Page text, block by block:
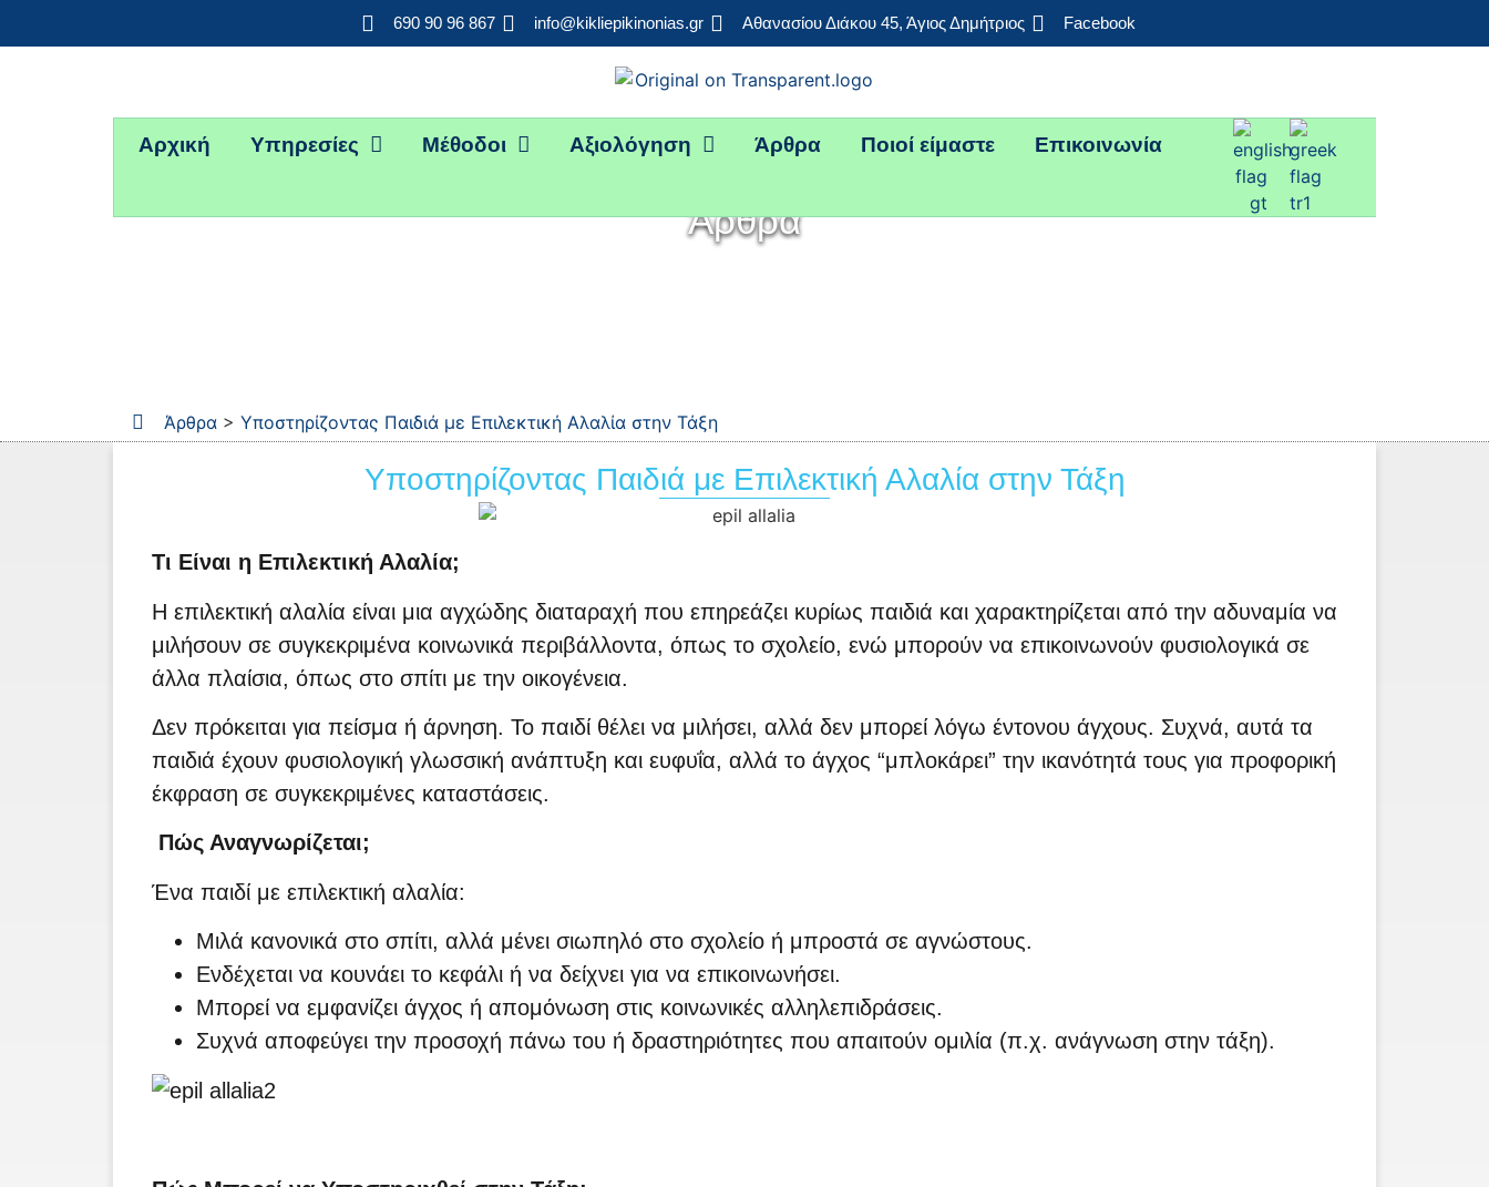
690 90 96 867 info@kikliepikinonias.gr Αθανασίου Διάκου 45, Άγιος Δημήτριος Facebook
Αρχική Υπηρεσίες Μέθοδοι Αξιολόγηση Άρθρα Ποιοί είμαστε Επικοινωνία
Άρθρα
Άρθρα> Υποστηρίζοντας Παιδιά με Επιλεκτική Αλαλία στην Τάξη
Υποστηρίζοντας Παιδιά με Επιλεκτική Αλαλία στην Τάξη
Τι Είναι η Επιλεκτική Αλαλία;
Η επιλεκτική αλαλία είναι μια αγχώδης διαταραχή που επηρεάζει κυρίως παιδιά και χαρακτηρίζεται από την αδυναμία να
μιλήσουν σε συγκεκριμένα κοινωνικά περιβάλλοντα, όπως το σχολείο, ενώ μπορούν να επικοινωνούν φυσιολογικά σε
άλλα πλαίσια, όπως στο σπίτι με την οικογένεια.
Δεν πρόκειται για πείσμα ή άρνηση. Το παιδί θέλει να μιλήσει, αλλά δεν μπορεί λόγω έντονου άγχους. Συχνά, αυτά τα
παιδιά έχουν φυσιολογική γλωσσική ανάπτυξη και ευφυΐα, αλλά το άγχος “μπλοκάρει” την ικανότητά τους για προφορική
έκφραση σε συγκεκριμένες καταστάσεις.
Πώς Αναγνωρίζεται;
Ένα παιδί με επιλεκτική αλαλία:
Μιλά κανονικά στο σπίτι, αλλά μένει σιωπηλό στο σχολείο ή μπροστά σε αγνώστους.
Ενδέχεται να κουνάει το κεφάλι ή να δείχνει για να επικοινωνήσει.
Μπορεί να εμφανίζει άγχος ή απομόνωση στις κοινωνικές αλληλεπιδράσεις.
Συχνά αποφεύγει την προσοχή πάνω του ή δραστηριότητες που απαιτούν ομιλία (π.χ. ανάγνωση στην τάξη).